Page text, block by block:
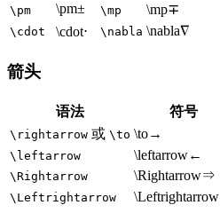
\pm \pm± \mp \mp∓
\cdot \cdot⋅ \nabla \nabla∇
箭头
语法 符号
\rightarrow 或 \to \to→
\leftarrow \leftarrow←
\Rightarrow \Rightarrow⇒
\Leftrightarrow \Leftrightarrow